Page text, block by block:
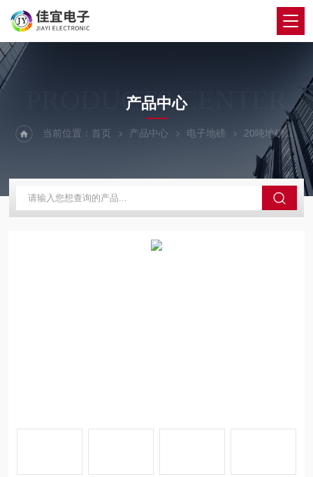
PRODUCTS CENTER
产品中心
当前位置：首页 产品中心 电子地磅 20吨地磅